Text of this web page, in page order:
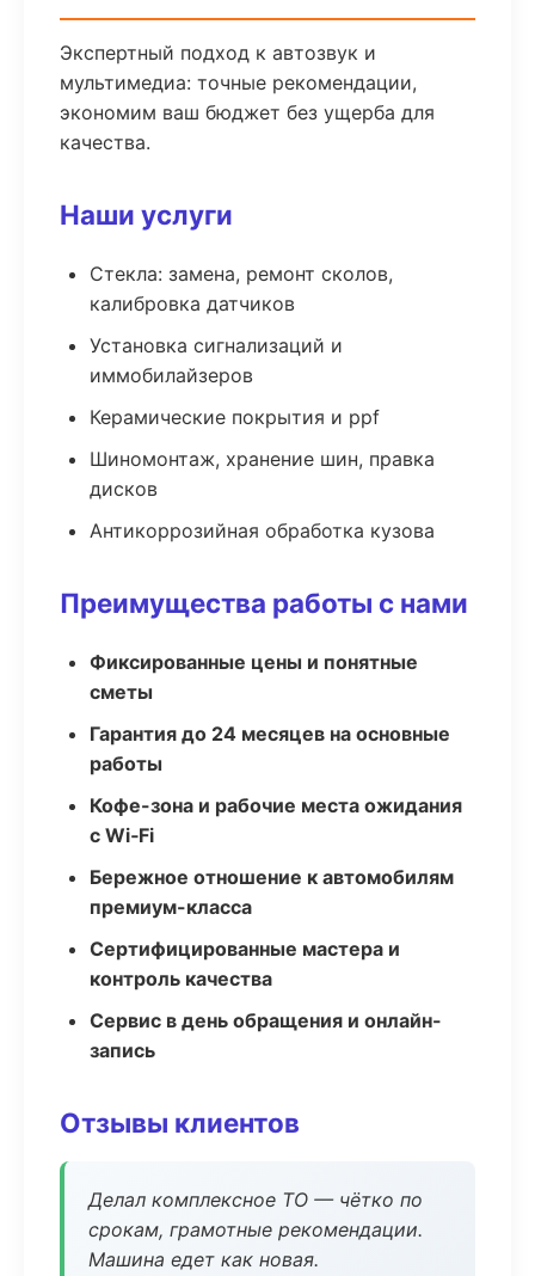
Экспертный подход к автозвук и
мультимедиа: точные рекомендации,
экономим ваш бюджет без ущерба для
качества.
Наши услуги
Стекла: замена, ремонт сколов,
калибровка датчиков
Установка сигнализаций и
иммобилайзеров
Керамические покрытия и ppf
Шиномонтаж, хранение шин, правка
дисков
Антикоррозийная обработка кузова
Преимущества работы с нами
Фиксированные цены и понятные
сметы
Гарантия до 24 месяцев на основные
работы
Кофе-зона и рабочие места ожидания
с Wi‑Fi
Бережное отношение к автомобилям
премиум-класса
Сертифицированные мастера и
контроль качества
Сервис в день обращения и онлайн-
запись
Отзывы клиентов
Делал комплексное ТО — чётко по
срокам, грамотные рекомендации.
Машина едет как новая.